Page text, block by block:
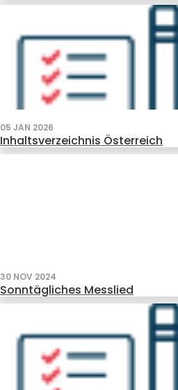
05 JAN 2026
Inhaltsverzeichnis Österreich
30 NOV 2024
Sonntägliches Messlied